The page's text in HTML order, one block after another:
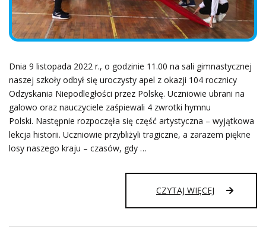
Dnia 9 listopada 2022 r., o godzinie 11.00 na sali gimnastycznej
naszej szkoły odbył się uroczysty apel z okazji 104 rocznicy
Odzyskania Niepodległości przez Polskę. Uczniowie ubrani na
galowo oraz nauczyciele zaśpiewali 4 zwrotki hymnu
Polski. Następnie rozpoczęła się część artystyczna – wyjątkowa
lekcja historii. Uczniowie przybliżyli tragiczne, a zarazem piękne
losy naszego kraju – czasów, gdy …
CZYTAJ WIĘCEJ APEL
11